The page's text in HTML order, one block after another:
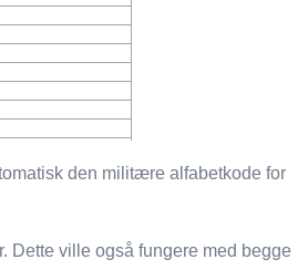
den militære alfabetkode for
Dette ville også fungere med begge